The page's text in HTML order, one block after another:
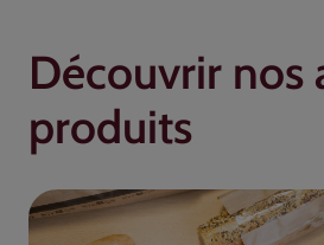
Découvrir nos
produits